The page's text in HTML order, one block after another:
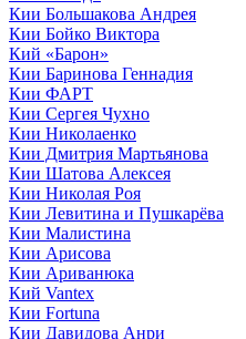
Кии Большакова Андрея
Кии Бойко Виктора
Кий «Барон»
Кии Баринова Геннадия
Кии ФАРТ
Кии Сергея Чухно
Кии Николаенко
Кии Дмитрия Мартьянова
Кии Шатова Алексея
Кии Николая Роя
Кии Левитина и Пушкарёва
Кии Малистина
Кии Арисова
Кии Ариванюка
Кий Vantex
Кии Fortuna
Кии Давидова Анри